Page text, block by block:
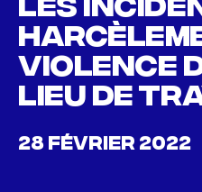
les
violence
lieu de
28 FÉVRIER 2022